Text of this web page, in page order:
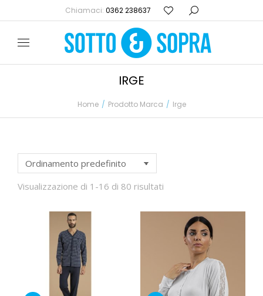
Chiamaci: 0362 238637
IRGE
Home Prodotto Marca Irge
Visualizzazione di 1-16 di 80 risultati